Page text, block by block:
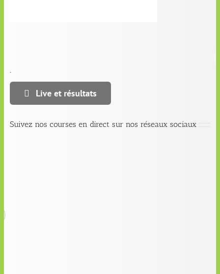
.
Live et résultats
Suivez nos courses en direct sur nos réseaux sociaux